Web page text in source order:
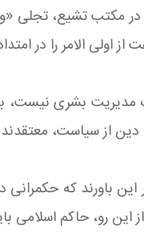
مکتب تشیع، تجلی
از اولی الامر را
مدیریت بشری نیست،
دین از سیاست،
باورند که
رو، حاکم اسلامی